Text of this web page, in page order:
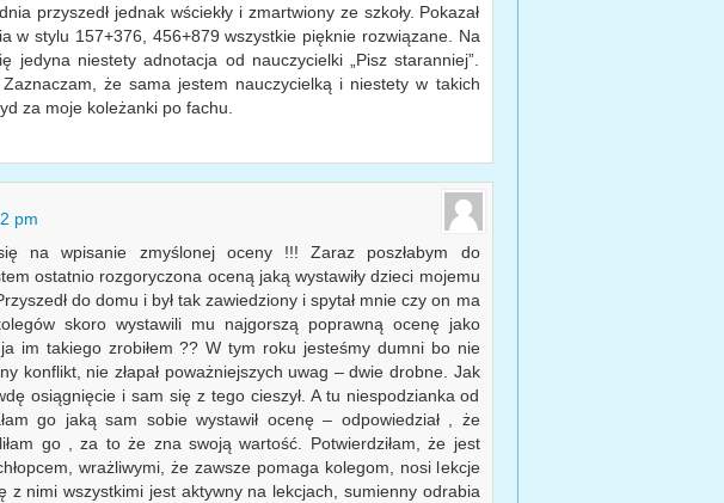
przyszedł jednak wściekły i zmartwiony ze szkoły. Pokazał
w stylu 157+376, 456+879 wszystkie pięknie rozwiązane. Na
jedyna niestety adnotacja od nauczycielki „Pisz staranniej”.
że sama jestem nauczycielką i niestety w takich
za moje koleżanki po fachu.
pm
na wpisanie zmyślonej oceny !!! Zaraz poszłabym do
ostatnio rozgoryczona oceną jaką wystawiły dzieci mojemu
do domu i był tak zawiedziony i spytał mnie czy on ma
skoro wystawili mu najgorszą poprawną ocenę jako
im takiego zrobiłem ?? W tym roku jesteśmy dumni bo nie
konflikt, nie złapał poważniejszych uwag – dwie drobne. Jak
osiągnięcie i sam się z tego cieszył. A tu niespodzianka od
go jaką sam sobie wystawił ocenę – odpowiedział , że
go , za to że zna swoją wartość. Potwierdziłam, że jest
wrażliwymi, że zawsze pomaga kolegom, nosi lekcje
z nimi wszystkimi jest aktywny na lekcjach, sumienny odrabia